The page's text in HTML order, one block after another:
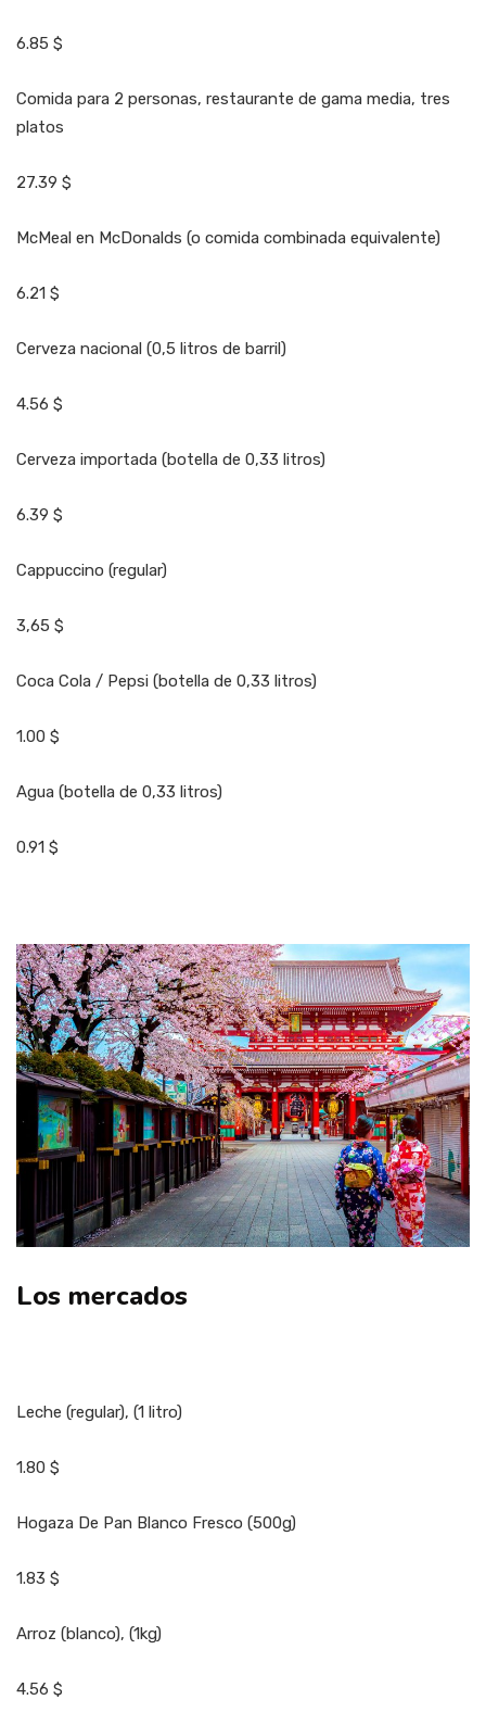
6.85 $
Comida para 2 personas, restaurante de gama media, tres
platos
27.39 $
McMeal en McDonalds (o comida combinada equivalente)
6.21 $
Cerveza nacional (0,5 litros de barril)
4.56 $
Cerveza importada (botella de 0,33 litros)
6.39 $
Cappuccino (regular)
3,65 $
Coca Cola / Pepsi (botella de 0,33 litros)
1.00 $
Agua (botella de 0,33 litros)
0.91 $
Los mercados
Leche (regular), (1 litro)
1.80 $
Hogaza De Pan Blanco Fresco (500g)
1.83 $
Arroz (blanco), (1kg)
4.56 $